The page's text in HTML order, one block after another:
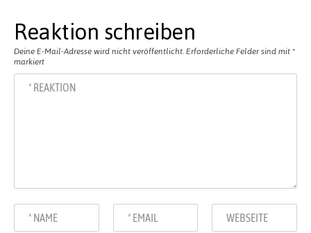
Reaktion schreiben
Deine E-Mail-Adresse wird nicht veröffentlicht. Erforderliche Felder sind mit *
markiert